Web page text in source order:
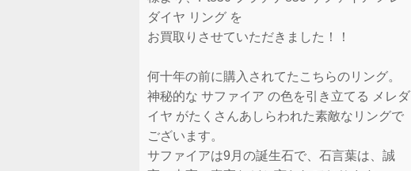
ダイヤ リング を
お買取りさせていただきました！！
何十年の前に購入されてたこちらのリング。
神秘的な サファイア の色を引き立てる メレダ
イヤ がたくさんあしらわれた素敵なリングで
ございます。
サファイアは9月の誕生石で、石言葉は、誠